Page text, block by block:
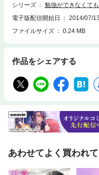
シリーズ
勉強ができなくて
電子版配信開始日
2014/07/13
ファイルサイズ
0.24 MB
作品をシェアする
あわせてよく買われ